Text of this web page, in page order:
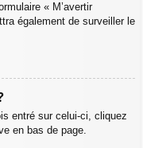
« M’avertir
également de surveiller le
entré sur celui-ci, cliquez
en bas de page.